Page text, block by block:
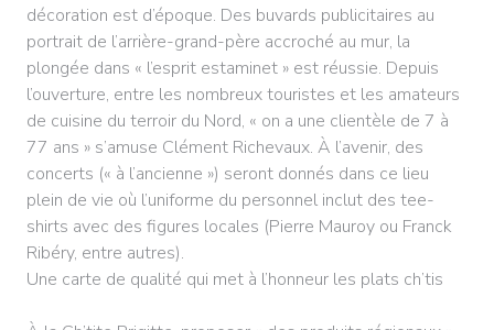
décoration est d’époque. Des buvards publicitaires au
portrait de l’arrière-grand-père accroché au mur, la
plongée dans « l’esprit estaminet » est réussie. Depuis
l’ouverture, entre les nombreux touristes et les amateurs
de cuisine du terroir du Nord, « on a une clientèle de 7 à
77 ans » s’amuse Clément Richevaux. À l’avenir, des
concerts (« à l’ancienne ») seront donnés dans ce lieu
plein de vie où l’uniforme du personnel inclut des tee-
shirts avec des figures locales (Pierre Mauroy ou Franck
Ribéry, entre autres).
Une carte de qualité qui met à l’honneur les plats ch’tis